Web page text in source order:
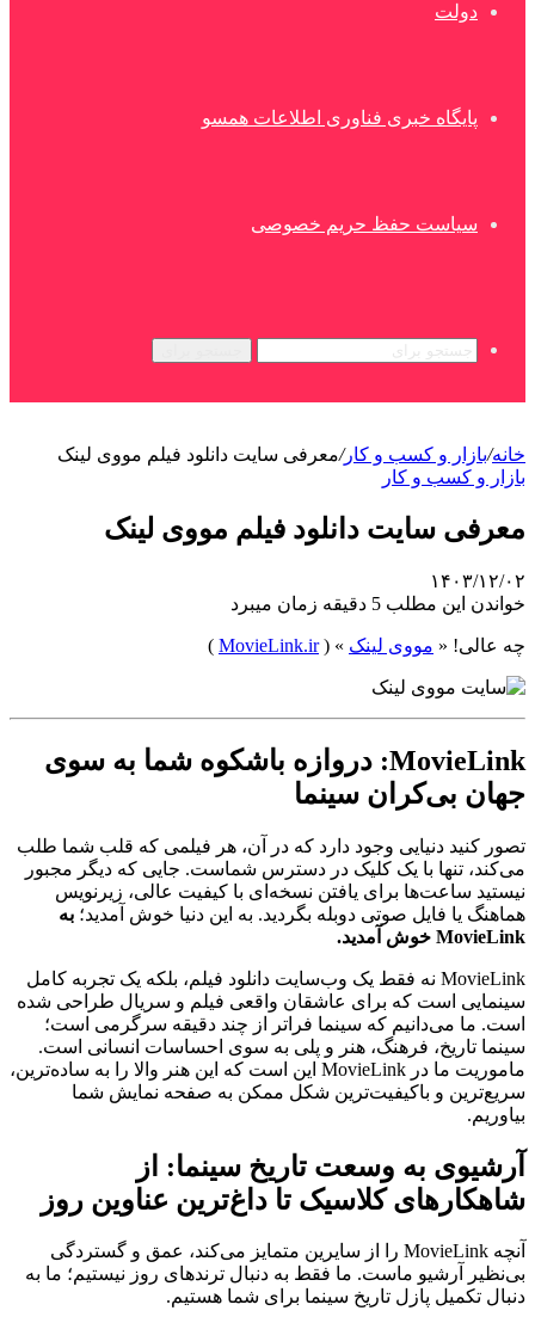
دولت
پایگاه خبری فناوری اطلاعات همسو
سیاست حفظ حریم خصوصی
خانه/بازار و کسب و کار/معرفی سایت دانلود فیلم مووی لینک
بازار و کسب و کار
معرفی سایت دانلود فیلم مووی لینک
۱۴۰۳/۱۲/۰۲
خواندن این مطلب 5 دقیقه زمان میبرد
چه عالی! « مووی‌ لینک » (
MovieLink.ir
)
MovieLink: دروازه باشکوه شما به سوی
جهان بی‌کران سینما
تصور کنید دنیایی وجود دارد که در آن، هر فیلمی که قلب شما طلب
می‌کند، تنها با یک کلیک در دسترس شماست. جایی که دیگر مجبور
نیستید ساعت‌ها برای یافتن نسخه‌ای با کیفیت عالی، زیرنویس
هماهنگ یا فایل صوتی دوبله بگردید. به این دنیا خوش آمدید؛ به
MovieLink خوش آمدید.
MovieLink نه فقط یک وب‌سایت دانلود فیلم، بلکه یک تجربه کامل
سینمایی است که برای عاشقان واقعی فیلم و سریال طراحی شده
است. ما می‌دانیم که سینما فراتر از چند دقیقه سرگرمی است؛
سینما تاریخ، فرهنگ، هنر و پلی به سوی احساسات انسانی است.
ماموریت ما در MovieLink این است که این هنر والا را به ساده‌ترین،
سریع‌ترین و باکیفیت‌ترین شکل ممکن به صفحه نمایش شما
بیاوریم.
آرشیوی به وسعت تاریخ سینما: از
شاهکارهای کلاسیک تا داغ‌ترین عناوین روز
آنچه MovieLink را از سایرین متمایز می‌کند، عمق و گستردگی
بی‌نظیر آرشیو ماست. ما فقط به دنبال ترندهای روز نیستیم؛ ما به
دنبال تکمیل پازل تاریخ سینما برای شما هستیم.